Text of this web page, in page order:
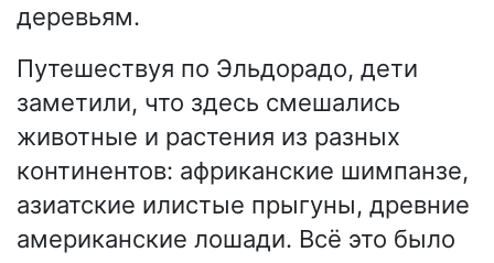
деревьям.
Путешествуя по Эльдорадо, дети
заметили, что здесь смешались
животные и растения из разных
континентов: африканские шимпанзе,
азиатские илистые прыгуны, древние
американские лошади. Всё это было